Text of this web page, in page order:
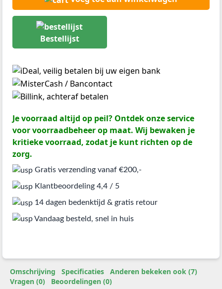
Bestellijst
Je voorraad altijd op peil? Ontdek onze service
voor voorraadbeheer op maat. Wij bewaken je
kritieke voorraad, zodat je kunt richten op de
zorg.
Gratis verzending vanaf €200,-
Klantbeoordeling 4,4 / 5
14 dagen bedenktijd & gratis retour
Vandaag besteld, snel in huis
Omschrijving Specificaties
Anderen bekeken ook (7)
Vragen (0)
Beoordelingen (0)